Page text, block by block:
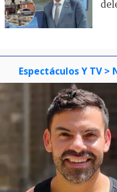
Espectáculos Y TV >